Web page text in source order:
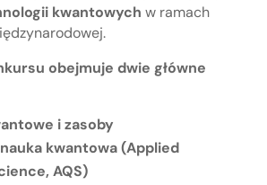
kwantowych w ramach
obejmuje dwie główne
i zasoby
kwantowa (Applied
AQS)